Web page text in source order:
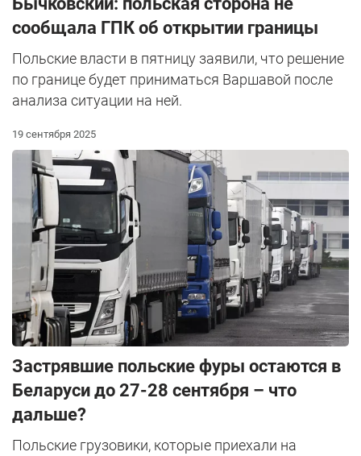
сообщала ГПК об открытии границы
Польские власти в пятницу заявили, что решение
по границе будет приниматься Варшавой после
анализа ситуации на ней.
19 сентября 2025
Застрявшие польские фуры остаются в
Беларуси до 27-28 сентября – что
дальше?
Польские грузовики, которые приехали на